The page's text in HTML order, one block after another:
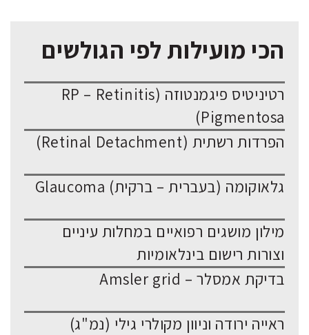
הכי מועילות לפי הגולשים
רטיניטיס פיגמנטוזה (RP – Retinitis
Pigmentosa)
הפרדות רשתית (Retinal Detachment)
גלאוקומה (בעברית – ברקית) Glaucoma
מילון מושגים רפואיים במחלות עיניים
וצורות רישום בינלאומיות
בדיקת אמסלר – Amsler grid
ראייה ירודה וניוון מקולרי גילי (נמ"ג)